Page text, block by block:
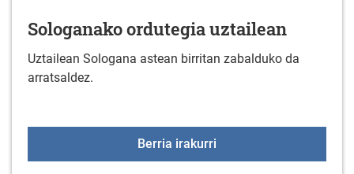
Sologanako ordutegia uztailean
Uztailean Sologana astean birritan zabalduko da
arratsaldez.
Berria irakurri